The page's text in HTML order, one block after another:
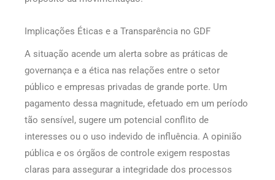
Implicações Éticas e a Transparência no GDF
A situação acende um alerta sobre as práticas de
governança e a ética nas relações entre o setor
público e empresas privadas de grande porte. Um
pagamento dessa magnitude, efetuado em um período
tão sensível, sugere um potencial conflito de
interesses ou o uso indevido de influência. A opinião
pública e os órgãos de controle exigem respostas
claras para assegurar a integridade dos processos